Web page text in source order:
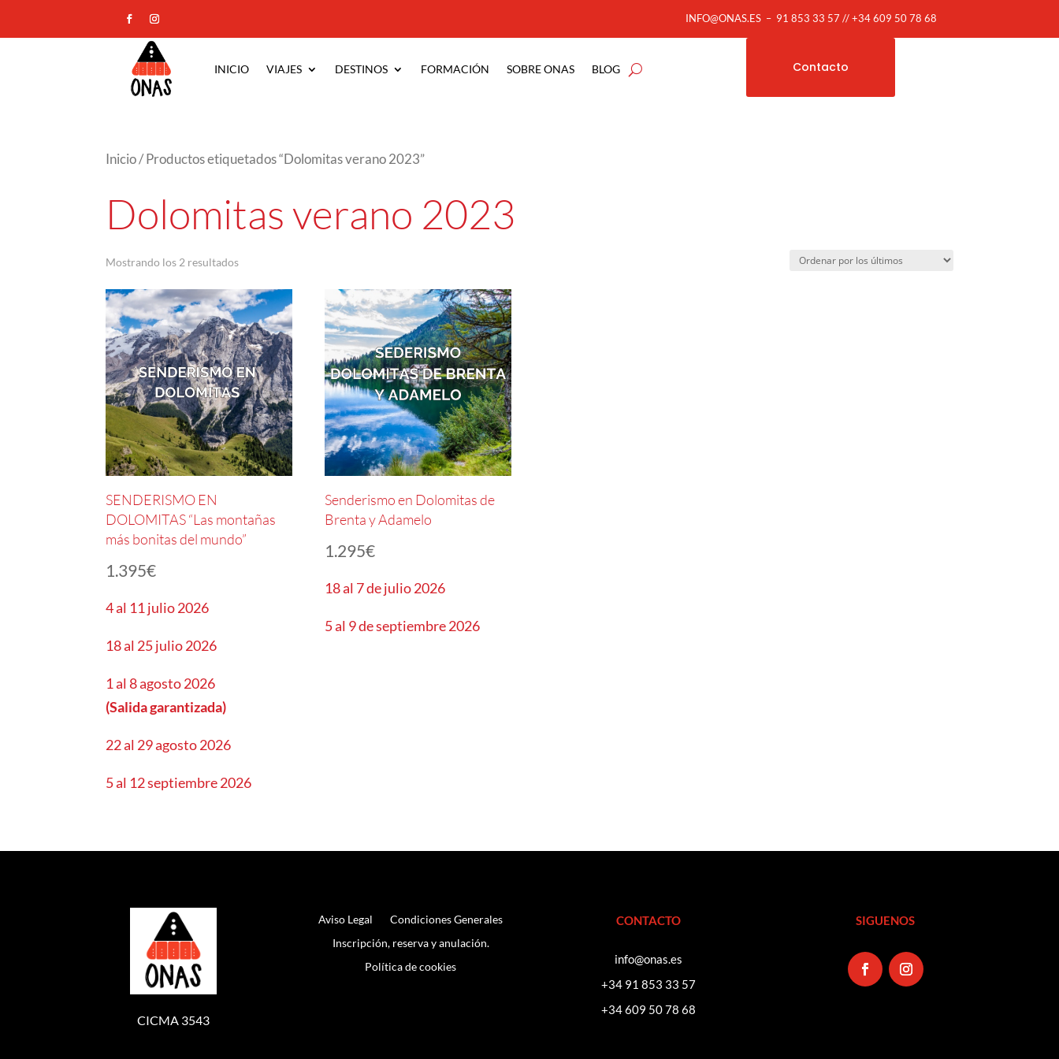
INFO@ONAS.ES – 91 853 33 57 // +34 609 50 78 68
INICIO VIAJES DESTINOS FORMACIÓN SOBRE ONAS BLOG Contacto
Inicio/ Productos etiquetados “Dolomitas verano 2023”
Dolomitas verano 2023
Mostrando los 2 resultadosOrdenado
por
los
últimos
SENDERISMO EN
DOLOMITAS “Las montañas
más bonitas del mundo”
1.395€
4 al 11 julio 2026
18 al 25 julio 2026
1 al 8 agosto 2026
(Salida garantizada)
22 al 29 agosto 2026
5 al 12 septiembre 2026
Senderismo en Dolomitas de
Brenta y Adamelo
1.295€
18 al 7 de julio 2026
5 al 9 de septiembre 2026
CICMA 3543
Aviso Legal
Condiciones Generales
Inscripción, reserva y anulación.
Política de cookies
CONTACTO
info@onas.es
+34 91 853 33 57
+34 609 50 78 68
SIGUENOS